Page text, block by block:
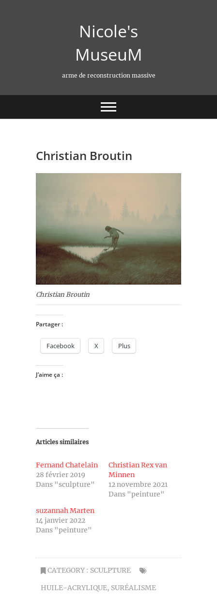
Nicole's
MuseuM
arme de reconstruction massive
Christian Broutin
Christian Broutin
Partager :
Facebook X Plus
J’aime ça :
Articles similaires
Fernand Chatelain
28 février 2019
Dans "sculpture"
Christian Rex van
Minnen
12 novembre 2021
Dans "peinture"
suzannah Marten
14 janvier 2022
Dans "peinture"
CATEGORY : SCULPTURE
HUILE-ACRYLIQUE, SURÉALISME